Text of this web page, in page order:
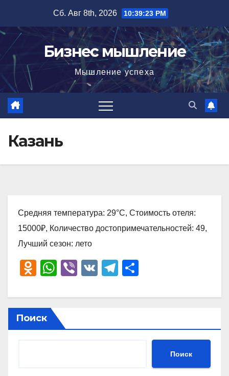
содержимому
Сб. Авг 8th, 2026 10:39:25 PM
Бизнес мышление
Мышление успеха
Казань
Средняя температура: 29°C, Стоимость отеля:
15000₽, Количество достопримечательностей: 49,
Лучший сезон: лето
O
n
o
kl
W
at
s
A
Vi
er
V
T
e
a
р
в
ть
Поиск
Поиск